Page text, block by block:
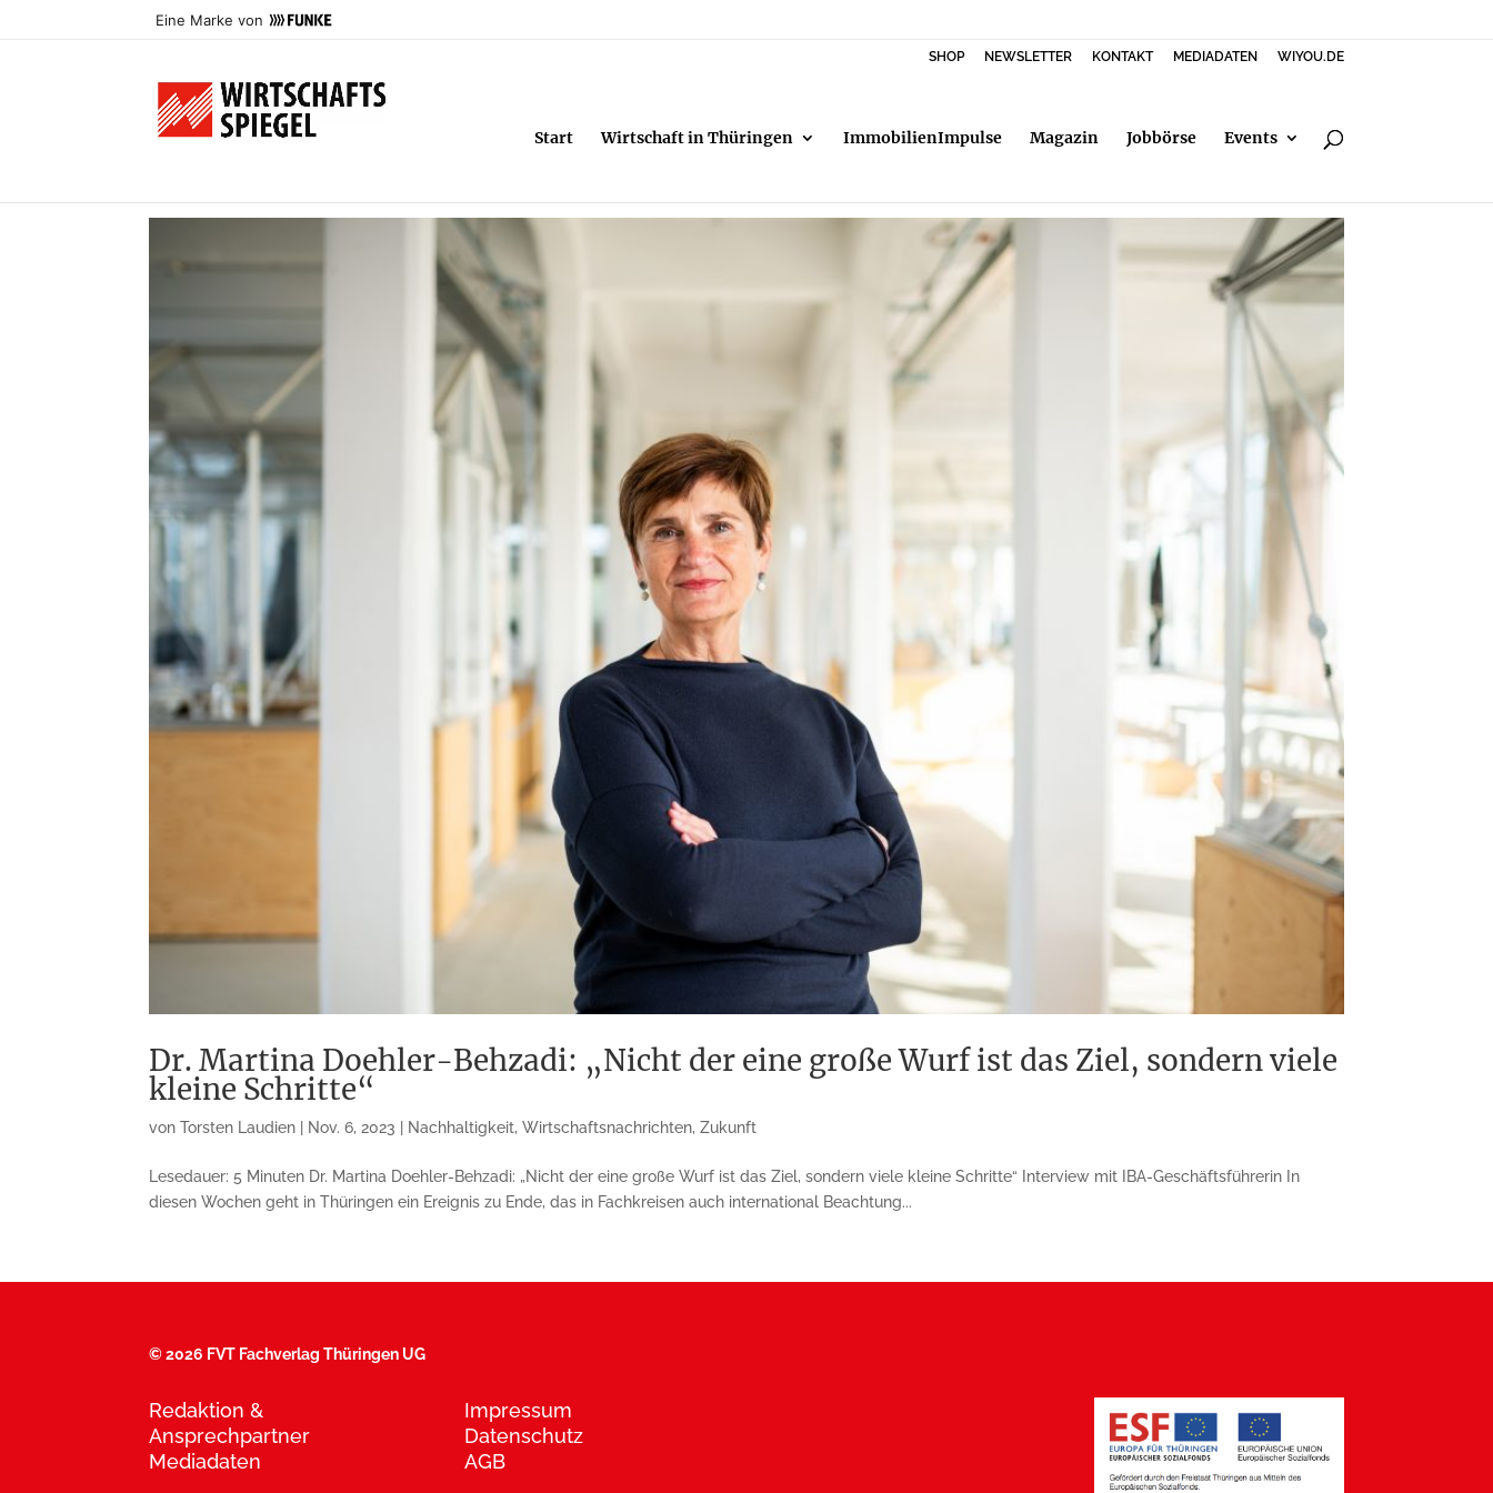
Eine Marke von
SHOP NEWSLETTER KONTAKT MEDIADATEN WIYOU.DE
Start Wirtschaft in Thüringen ImmobilienImpulse Magazin Jobbörse Events
Dr. Martina Doehler-Behzadi: „Nicht der eine große Wurf ist das Ziel, sondern viele
kleine Schritte“
vonTorsten Laudien Nov. 6, 2023 Nachhaltigkeit,Wirtschaftsnachrichten,Zukunft
Lesedauer: 5 Minuten Dr. Martina Doehler-Behzadi: „Nicht der eine große Wurf ist das Ziel, sondern viele kleine Schritte“ Interview mit IBA-Geschäftsführerin In
diesen Wochen geht in Thüringen ein Ereignis zu Ende, das in Fachkreisen auch international Beachtung...
©2026 FVT Fachverlag Thüringen UG
Redaktion &
Ansprechpartner
Mediadaten
Impressum
Datenschutz
AGB